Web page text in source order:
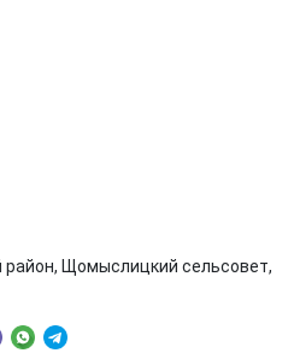
Щомыслицкий сельсовет,